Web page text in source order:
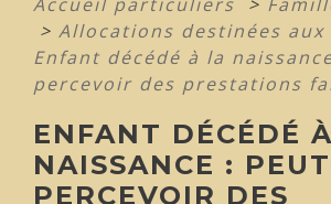
> Allocations destinées aux
Enfant décédé à la
percevoir des prestations
ENFANT DÉCÉDÉ
NAISSANCE :
PERCEVOIR DES